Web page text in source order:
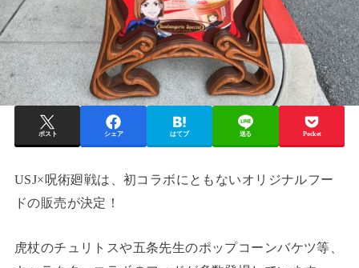
ポスト シェア はてブ 送る Pocket
USJ×呪術廻戦は、初コラボにともないオリジナルフー
ドの販売が決定！
虎杖のチュリトスや五条先生のポップコーンバケツ等、